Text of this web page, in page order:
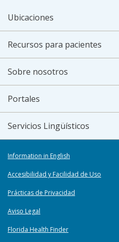
Ubicaciones
Recursos para pacientes
Sobre nosotros
Portales
Servicios Lingüísticos
Information in English
Accesibilidad y Facilidad de Uso
Prácticas de Privacidad
Aviso Legal
Florida Health Finder